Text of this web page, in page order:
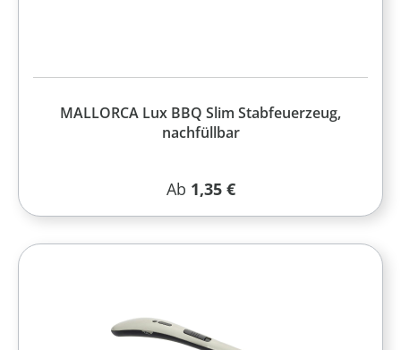
MALLORCA Lux BBQ Slim Stabfeuerzeug,
nachfüllbar
Regulärer Preis:
Ab 1,35 €